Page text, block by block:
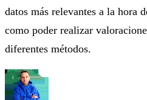
datos más relevantes a la hora
como poder realizar
diferentes métodos.